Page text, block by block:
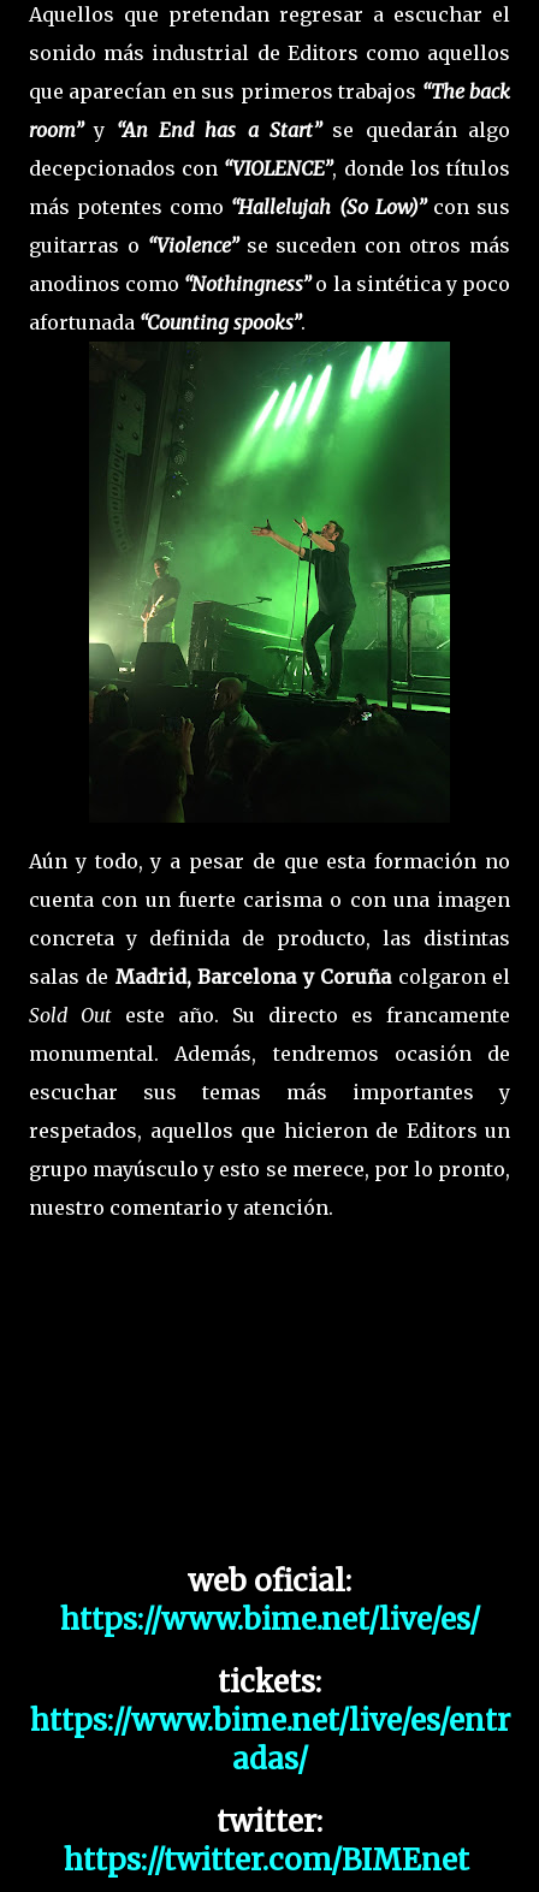
Aquellos que pretendan regresar a escuchar el
sonido más industrial de Editors como aquellos
que aparecían en sus primeros trabajos “The back
room”y “An End has a Start”se quedarán algo
decepcionados con “VIOLENCE”, donde los títulos
más potentes como “Hallelujah (So Low)”con sus
guitarras o “Violence”se suceden con otros más
anodinos como “Nothingness”o la sintética y poco
afortunada “Counting spooks”.
Aún y todo, y a pesar de que esta formación no
cuenta con un fuerte carisma o con una imagen
concreta y definida de producto, las distintas
salas de Madrid, Barcelona y Coruñacolgaron el
Sold Out este año. Su directo es francamente
monumental. Además, tendremos ocasión de
escuchar sus temas más importantes y
respetados, aquellos que hicieron de Editors un
grupo mayúsculo y esto se merece, por lo pronto,
nuestro comentario y atención.
web oficial:
https://www.bime.net/live/es/
tickets:
https://www.bime.net/live/es/entr
adas/
twitter:
https://twitter.com/BIMEnet